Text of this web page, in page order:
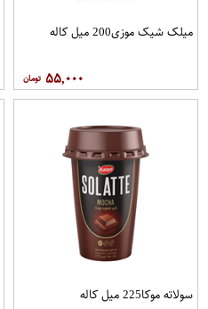
میلک شیک موزی200 میل کاله
۵۵,۰۰۰
سولاته موکا225 میل کاله